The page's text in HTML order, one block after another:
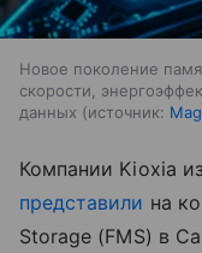
Новое поколение
скорости,
данных
источник:
Компании Kioxia
представили на
Storage (FMS) в